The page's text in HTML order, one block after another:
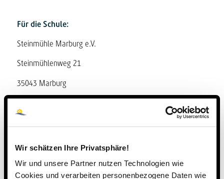
Wir schätzen Ihre Privatsphäre!
Wir und unsere Partner nutzen Technologien wie
Cookies und verarbeiten personenbezogene Daten wie
Für die Schule:
Steinmühle Marburg e.V.
Steinmühlenweg 21
35043 Marburg
Tel.: 06421 408-29